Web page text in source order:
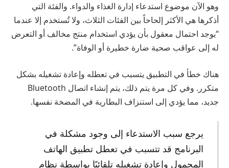
وهو الآن موضوع استدعاء إدارة الغذاء والدواء. والفئة التي
أذكرها هي الأكثر إلحاحاً بين الفئات الثلاث، ولا تُستخدم إلا عندما
“يوجد احتمال معقول بأن يؤدي استخدام منتج مخالف أو التعرض
له إلى عواقب صحية ضارة خطيرة أو الوفاة”.
هناك خطأ في التطبيق يتسبب في تعطله وإعادة تشغيله بشكل
متكرر. وفي كل مرة يتم ذلك، يتم إنشاء اتصال Bluetooth
جديد، مما يؤدي إلى استنزاف البطارية في المضخة نفسها.
يرجع سبب الاستدعاء إلى وجود مشكلة في
البرنامج قد تتسبب في تعطل تطبيق الهاتف
المحمول وإعادة تشغيله تلقائيًا بواسطة نظام